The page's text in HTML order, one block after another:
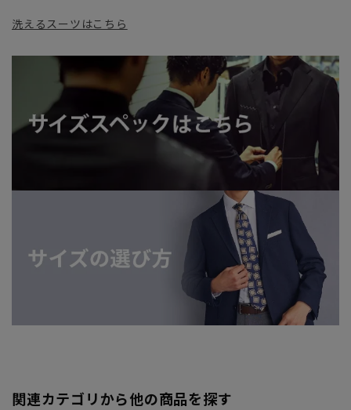
洗えるスーツはこちら
関連カテゴリから他の商品を探す